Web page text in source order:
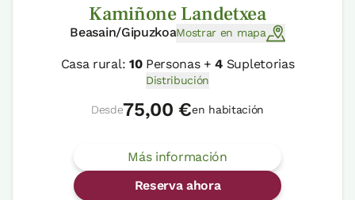
Kamiñone Landetxea
Beasain/GipuzkoaMostrar en mapa
Casa rural: 10Personas +4 Supletorias
Distribución
Desde75,00 €en habitación
Más información
Reserva ahora